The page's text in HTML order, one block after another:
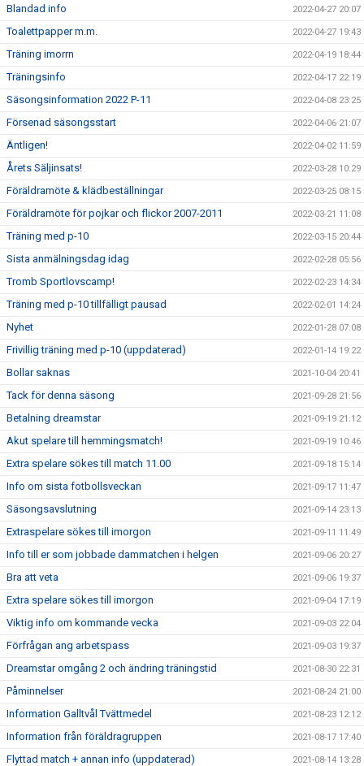
Blandad info 2022-04-27 20:07
Toalettpapper m.m. 2022-04-27 19:43
Träning imorrn 2022-04-19 18:44
Träningsinfo 2022-04-17 22:19
Säsongsinformation 2022 P-11 2022-04-08 23:25
Försenad säsongsstart 2022-04-06 21:07
Äntligen! 2022-04-02 11:59
Årets Säljinsats! 2022-03-28 10:29
Föräldramöte & klädbeställningar 2022-03-25 08:15
Föräldramöte för pojkar och flickor 2007-2011 2022-03-21 11:08
Träning med p-10 2022-03-15 20:44
Sista anmälningsdag idag 2022-02-28 05:56
Tromb Sportlovscamp! 2022-02-23 14:34
Träning med p-10 tillfälligt pausad 2022-02-01 14:24
Nyhet 2022-01-28 07:08
Frivillig träning med p-10 (uppdaterad) 2022-01-14 19:22
Bollar saknas 2021-10-04 20:41
Tack för denna säsong 2021-09-28 21:56
Betalning dreamstar 2021-09-19 21:12
Akut spelare till hemmingsmatch! 2021-09-19 10:46
Extra spelare sökes till match 11.00 2021-09-18 15:14
Info om sista fotbollsveckan 2021-09-17 11:47
Säsongsavslutning 2021-09-14 23:13
Extraspelare sökes till imorgon 2021-09-11 11:49
Info till er som jobbade dammatchen i helgen 2021-09-06 20:27
Bra att veta 2021-09-06 19:37
Extra spelare sökes till imorgon 2021-09-04 17:19
Viktig info om kommande vecka 2021-09-03 22:04
Förfrågan ang arbetspass 2021-09-03 19:37
Dreamstar omgång 2 och ändring träningstid 2021-08-30 22:31
Påminnelser 2021-08-24 21:00
Information Galltvål Tvättmedel 2021-08-23 12:12
Information från föräldragruppen 2021-08-17 17:40
Flyttad match + annan info (uppdaterad) 2021-08-14 13:28